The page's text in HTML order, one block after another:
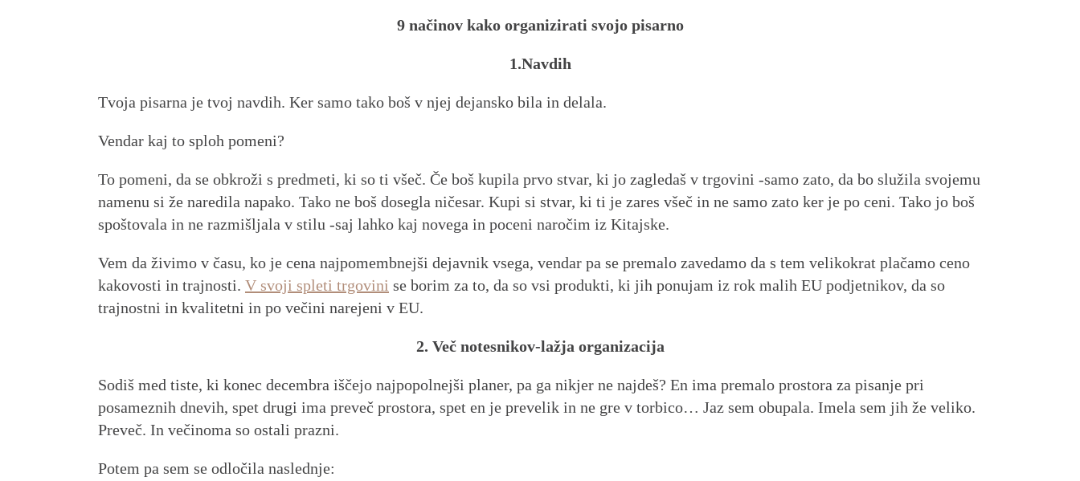
9 načinov kako organizirati svojo pisarno
1.Navdih
Tvoja pisarna je tvoj navdih. Ker samo tako boš v njej dejansko bila in delala.
Vendar kaj to sploh pomeni?
To pomeni, da se obkroži s predmeti, ki so ti všeč. Če boš kupila prvo stvar, ki jo zagledaš v trgovini -samo zato, da bo služila svojemu
namenu si že naredila napako. Tako ne boš dosegla ničesar. Kupi si stvar, ki ti je zares všeč in ne samo zato ker je po ceni. Tako jo boš
spoštovala in ne razmišljala v stilu -saj lahko kaj novega in poceni naročim iz Kitajske.
Vem da živimo v času, ko je cena najpomembnejši dejavnik vsega, vendar pa se premalo zavedamo da s tem velikokrat plačamo ceno
kakovosti in trajnosti. V svoji spleti trgovini se borim za to, da so vsi produkti, ki jih ponujam iz rok malih EU podjetnikov, da so
trajnostni in kvalitetni in po večini narejeni v EU.
2. Več notesnikov-lažja organizacija
Sodiš med tiste, ki konec decembra iščejo najpopolnejši planer, pa ga nikjer ne najdeš? En ima premalo prostora za pisanje pri
posameznih dnevih, spet drugi ima preveč prostora, spet en je prevelik in ne gre v torbico… Jaz sem obupala. Imela sem jih že veliko.
Preveč. In večinoma so ostali prazni.
Potem pa sem se odločila naslednje: